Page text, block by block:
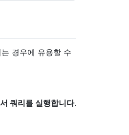
경우에 유용할 수
쿼리를 실행합니다.